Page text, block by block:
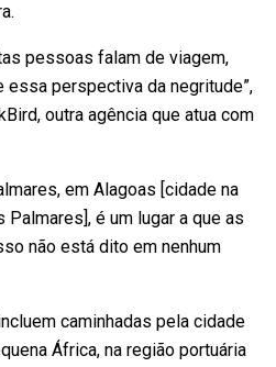
pessoas falam de viagem,
perspectiva da negritude”,
outra agência que atua com
em Alagoas [cidade na
é um lugar a que as
não está dito em nenhum
caminhadas pela cidade
África, na região portuária